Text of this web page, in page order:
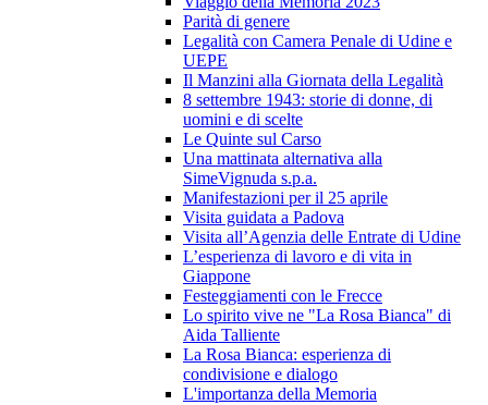
Parità di genere
Legalità con Camera Penale di Udine e
UEPE
Il Manzini alla Giornata della Legalità
8 settembre 1943: storie di donne, di
uomini e di scelte
Le Quinte sul Carso
Una mattinata alternativa alla
SimeVignuda s.p.a.
Manifestazioni per il 25 aprile
Visita guidata a Padova
Visita all’Agenzia delle Entrate di Udine
L’esperienza di lavoro e di vita in
Giappone
Festeggiamenti con le Frecce
Lo spirito vive ne "La Rosa Bianca" di
Aida Talliente
La Rosa Bianca: esperienza di
condivisione e dialogo
L'importanza della Memoria